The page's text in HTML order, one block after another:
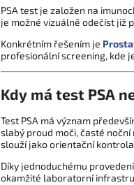
PSA test je založen na
je možné vizuálně odečíst již
Konkrétním řešením je
profesionální screening, kde
Kdy má test PSA
Test PSA má význam
slabý proud moči, časté
slouží jako orientační
Díky jednoduchému
okamžité laboratorní